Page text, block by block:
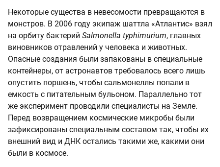
Некоторые существа в невесомости превращаются в
монстров. В 2006 году экипаж шаттла «Атлантис» взял
на орбиту бактерий Salmonella typhimurium, главных
виновников отравлений у человека и животных.
Опасные создания были запакованы в специальные
контейнеры, от астронавтов требовалось всего лишь
опустить поршень, чтобы сальмонеллы попали в
емкость с питательным бульоном. Параллельно тот
же эксперимент проводили специалисты на Земле.
Перед возвращением космические микробы были
зафиксированы специальным составом так, чтобы их
внешний вид и ДНК остались такими же, какими они
были в космосе.